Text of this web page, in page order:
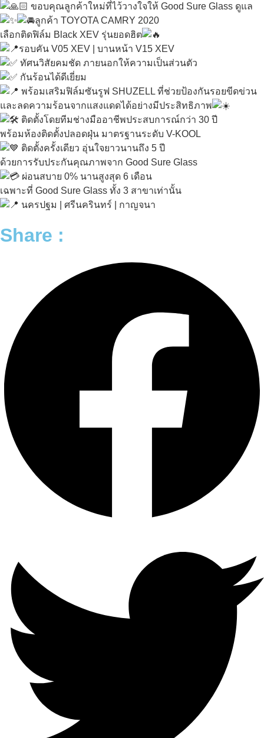
ขอบคุณลูกค้าใหม่ที่ไว้วางใจให้ Good Sure Glass ดูแล
ลูกค้า TOYOTA CAMRY 2020
เลือกติดฟิล์ม Black XEV รุ่นยอดฮิต
รอบคัน V05 XEV | บานหน้า V15 XEV
ทัศนวิสัยคมชัด ภายนอกให้ความเป็นส่วนตัว
กันร้อนได้ดีเยี่ยม
พร้อมเสริมฟิล์มซันรูฟ SHUZELL ที่ช่วยป้องกันรอยขีดข่วน
และลดความร้อนจากแสงแดดได้อย่างมีประสิทธิภาพ
ติดตั้งโดยทีมช่างมืออาชีพประสบการณ์กว่า 30 ปี
พร้อมห้องติดตั้งปลอดฝุ่น มาตรฐานระดับ V-KOOL
ติดตั้งครั้งเดียว อุ่นใจยาวนานถึง 5 ปี
ด้วยการรับประกันคุณภาพจาก Good Sure Glass
ผ่อนสบาย 0% นานสูงสุด 6 เดือน
เฉพาะที่ Good Sure Glass ทั้ง 3 สาขาเท่านั้น
นครปฐม | ศรีนครินทร์ | กาญจนา
Share :